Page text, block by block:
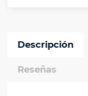
Descripción
Reseñas